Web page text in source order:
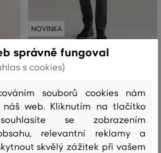
Kč
NOVINKA
DŽÍNY GANT EXTRA SLIM ACTIVE
REC BLK JEANS
4 399 Kč
Dostupné velikosti:
+17 další
správně fungoval
s cookies)
souborů cookies nám
web. Kliknutím na tlačítko
se zobrazením
relevantní reklamy a
skvělý zážitek při vašem